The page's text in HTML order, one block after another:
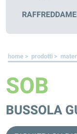
home > prodotti >
SOB
BUSSOLA